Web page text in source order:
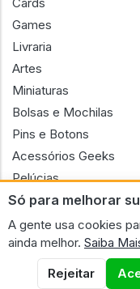
Só para melhorar
A gente usa cookies
ainda melhor. Saiba
Rejeitar
Cards
Games
Livraria
Artes
Miniaturas
Bolsas e Mochilas
Pins e Botons
Acessórios Geeks
Pelúcias
Bonecas